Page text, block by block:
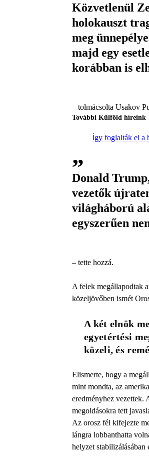
Közvetlenül
holokauszt
meg
majd egy
korábban is
– tolmácsolta Usakov
További Külföld híreink
Így foglalták el a
Donald
vezetők
világháború
egyszerűen
– tette hozzá.
A felek megállapodtak
közeljövőben ismét
A két elnök
egyetértési
közeli, és
Elismerte, hogy a
mint mondta, az
eredményhez vezettek.
megoldásokra tett
Az orosz fél kifejezte
lángra lobbanthatta
helyzet stabilizálásában